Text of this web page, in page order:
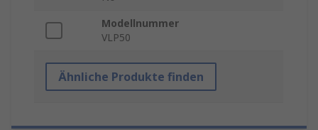
Modellnummer
VLP50
Ähnliche Produkte finden